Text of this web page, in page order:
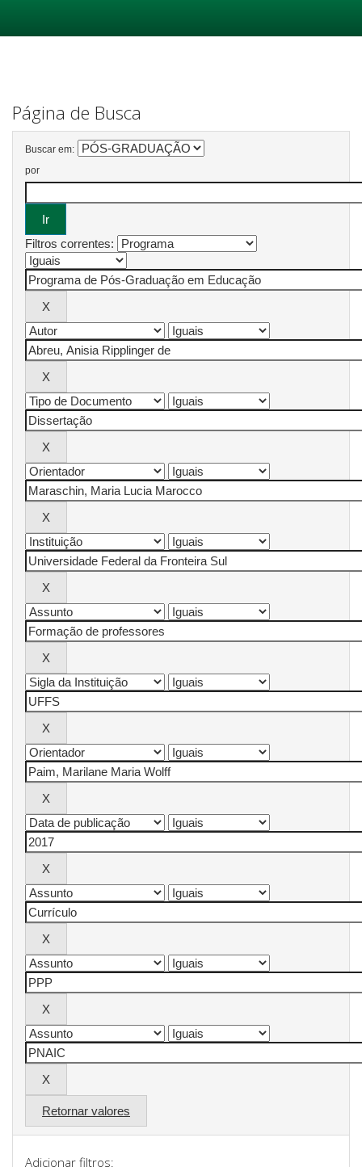
Página de Busca
Buscar em:
por
Filtros correntes:
Retornar valores
Adicionar filtros: